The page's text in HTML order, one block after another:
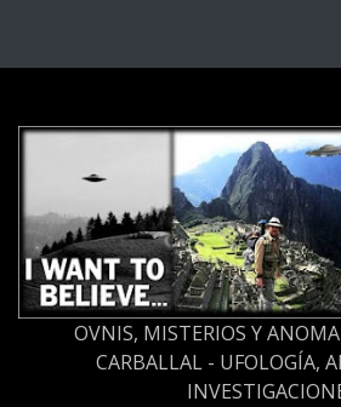
OVNIS, MISTERIOS Y
CARBALLAL - UFOLOGÍA,